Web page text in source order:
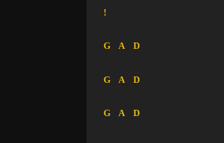
!
G A D
G A D
G A D